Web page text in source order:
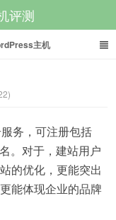
评测
主机
务，可注册包括
。对于，建站用户
的优化，更能突出
能体现企业的品牌